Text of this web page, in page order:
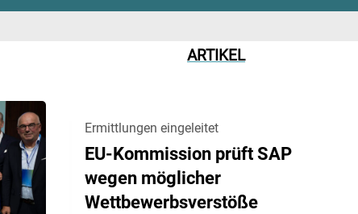
ARTIKEL
Ermittlungen eingeleitet
EU-Kommission prüft SAP
wegen möglicher
Wettbewerbsverstöße